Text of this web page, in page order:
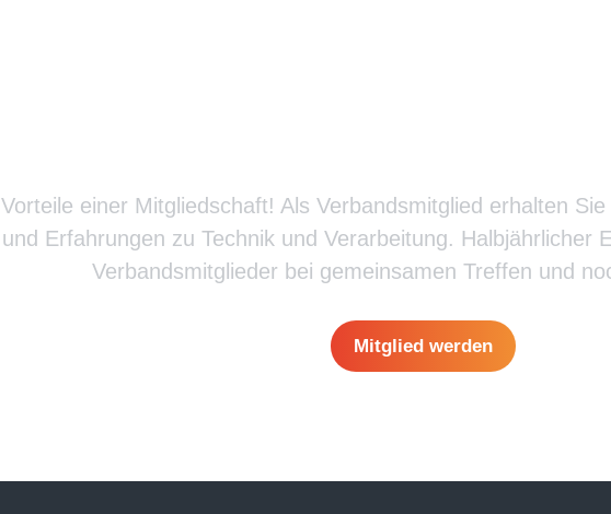
Vorteile einer Mitgliedschaft! Als Verbandsmitglied erhalten
und Erfahrungen zu Technik und Verarbeitung. Halbjährlicher
Verbandsmitglieder bei gemeinsamen Treffen und
Mitglied werden